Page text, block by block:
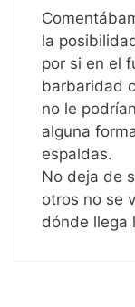
la
por si en el
barbaridad
no le
alguna
espaldas.
No deja de
otros no se
dónde llega